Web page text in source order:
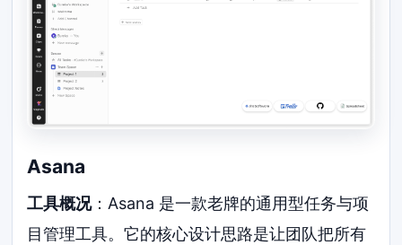
Asana
工具概况：Asana 是一款老牌的通用型任务与项
目管理工具。它的核心设计思路是让团队把所有